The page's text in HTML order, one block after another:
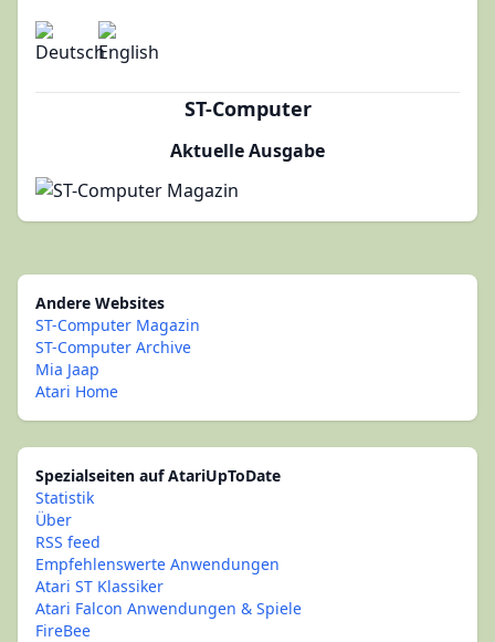
ST-Computer
Aktuelle Ausgabe
Andere Websites
ST-Computer Magazin
ST-Computer Archive
Mia Jaap
Atari Home
Spezialseiten auf AtariUpToDate
Statistik
Über
RSS feed
Empfehlenswerte Anwendungen
Atari ST Klassiker
Atari Falcon Anwendungen & Spiele
FireBee